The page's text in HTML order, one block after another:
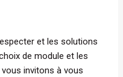
et les solutions
de module et les
invitons à vous